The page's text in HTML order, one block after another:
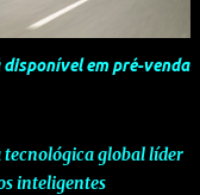
disponível em pré-venda
tecnológica global líder
inteligentes